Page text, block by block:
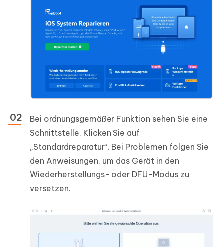
Bei ordnungsgemäßer Funktion sehen Sie eine
Schnittstelle. Klicken Sie auf
„Standardreparatur“. Bei Problemen folgen Sie
den Anweisungen, um das Gerät in den
Wiederherstellungs- oder DFU-Modus zu
versetzen.